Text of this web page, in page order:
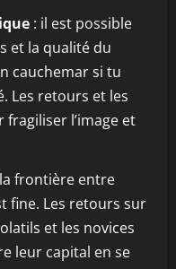
: il est possible
et la qualité du
cauchemar si tu
Les retours et les
l’image et
frontière entre
fine. Les retours sur
et les novices
leur capital en se